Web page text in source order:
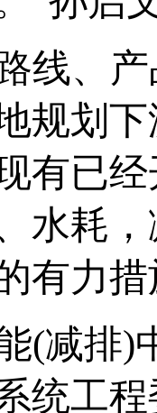
线、产
规划
有已
水耗
有力
(减排)
统工